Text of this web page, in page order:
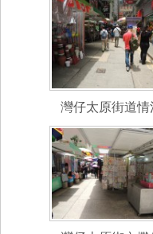
灣仔太原街道情